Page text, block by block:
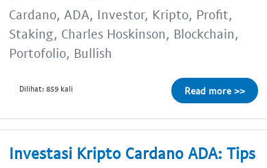
Cardano, ADA, Investor, Kripto, Profit,
Staking, Charles Hoskinson, Blockchain,
Portofolio, Bullish
Dilihat: 859 kali Read more >>
Investasi Kripto Cardano ADA: Tips